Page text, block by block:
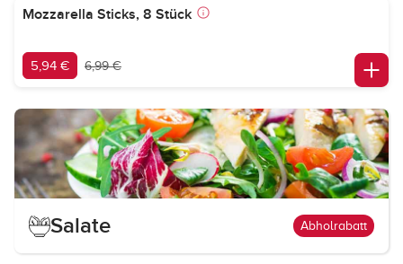
Mozzarella Sticks, 8 Stück
5,94 € 6,99 €
Salate Abholrabatt